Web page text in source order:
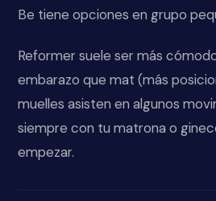
Be tiene opciones en grupo
Reformer suele ser más
embarazo que mat (más
muelles asisten en algunos
siempre con tu matrona o
empezar.